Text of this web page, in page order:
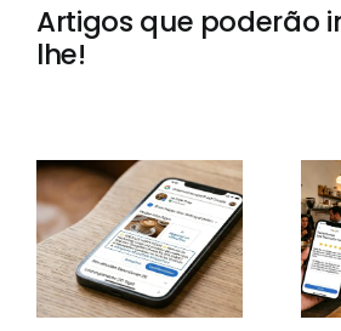
Artigos que poderão
lhe!